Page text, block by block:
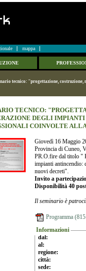
mappa
tecnico: "progettazione,
TECNICO:
DEGLI
COINVOLTE
Giovedì 16 Maggio
Provincia di Cuneo,
PR.O.fire dal titolo "
impianti antincendio:
nuovi decreti".
Invito a
Disponibilità 40
Il seminario è
Programma
Informazioni
dal:
al:
regione:
città:
sede: